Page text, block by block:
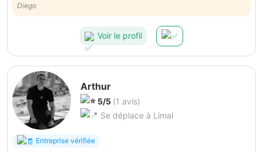
Diego
Voir le profil
Arthur
5/5 (1 avis)
Se déplace à Limal
Entreprise vérifiée